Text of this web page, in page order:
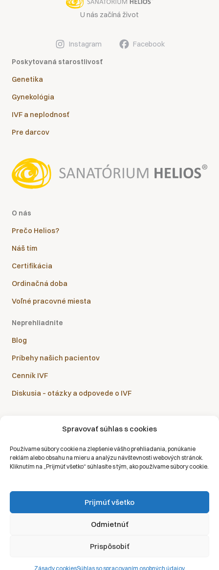
Spravovať súhlas s cookies
Používame súbory cookie na zlepšenie vášho prehliadania, ponúkanie
reklám alebo obsahu na mieru a analýzu návštevnosti webových stránok.
Kliknutím na „Prijmúť všetko“ súhlasíte s tým, ako používame súbory cookie.
Prijmúť všetko
Odmietnúť
Prispôsobiť
Zásady cookiesSúhlas so spracovaním osobných údajov
U nás začíná život
Instagram Facebook
Poskytovaná starostlivosť
Genetika
Gynekológia
IVF a neplodnosť
Pre darcov
O nás
Prečo Helios?
Náš tím
Certifikácia
Ordinačná doba
Voľné pracovné miesta
Neprehliadnite
Blog
Príbehy našich pacientov
Cenník IVF
Diskusia – otázky a odpovede o IVF
Sanatórium Helios je partnerom všetkých zdravotných
poisťovní:
Copyright © 2026 | Všetky práva vyhradené | Sanatórium Helios SK